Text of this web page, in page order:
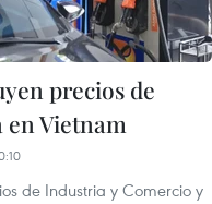
precios de
en Vietnam
de Industria y Comercio y